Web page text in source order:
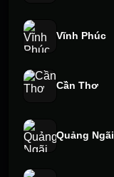
Vĩnh Phúc
Cần Thơ
Quảng Ngãi